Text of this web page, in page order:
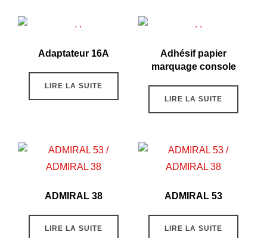
Adaptateur 16A
LIRE LA SUITE
Adhésif papier
marquage console
LIRE LA SUITE
ADMIRAL 38
LIRE LA SUITE
ADMIRAL 53
LIRE LA SUITE